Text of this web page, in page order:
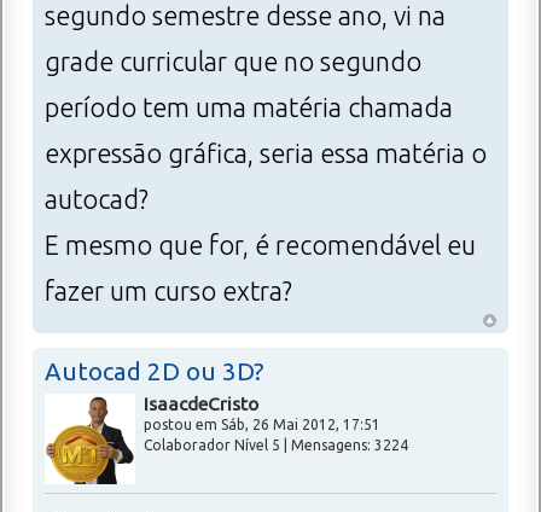
segundo semestre desse ano, vi na
grade curricular que no segundo
período tem uma matéria chamada
expressão gráfica, seria essa matéria o
autocad?
E mesmo que for, é recomendável eu
fazer um curso extra?
Autocad 2D ou 3D?
IsaacdeCristo
postou em Sáb, 26 Mai 2012, 17:51
Colaborador Nível 5 | Mensagens: 3224